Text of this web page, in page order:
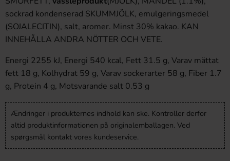
sockrad kondenserad SKUMMJÖLK, emulgeringsmedel
(SOJALECITIN), salt, aromer. Minst 30% kakao. KAN
INNEHÅLLA ANDRA NÖTTER OCH VETE.
Energi 2255 kJ, Energi 540 kcal, Fett 31.5 g, Varav mättat
fett 18 g, Kolhydrat 59 g, Varav sockerarter 58 g, Fiber 1.7
g, Protein 4 g, Motsvarande salt 0.53 g
Ændringer i produkternes indhold kan ske. Kontroller derfor
altid produktinformationen på originalemballagen. Ved
spørgsmål kontakt vores kundeservice.